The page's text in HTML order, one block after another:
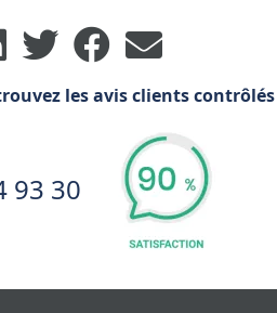
les avis clients contrôlés
93 30